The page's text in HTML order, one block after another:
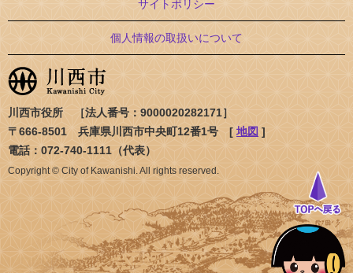
サイトポリシー
個人情報の取扱いについて
川西市役所 ［法人番号：9000020282171］
〒666-8501 兵庫県川西市中央町12番1号 [ 地図 ]
電話：072-740-1111（代表）
Copyright © City of Kawanishi. All rights reserved.